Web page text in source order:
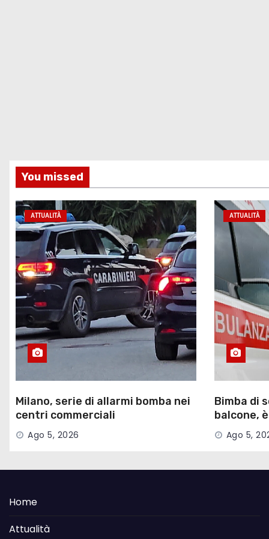
You missed
ATTUALITÀ
Milano, serie di allarmi bomba nei
centri commerciali
Ago 5, 2026
ATTUALITÀ
Bimba di
balcone,
Ago 5,
Home
Attualità